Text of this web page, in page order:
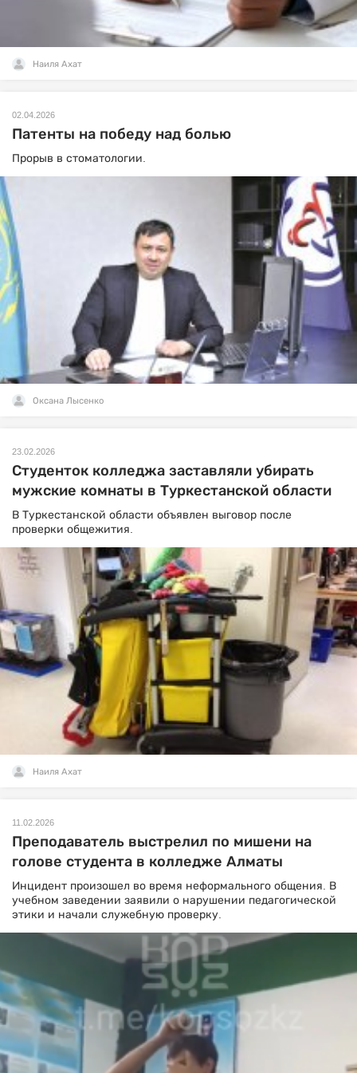
Наиля Ахат
02.04.2026
Патенты на победу над болью
Прорыв в стоматологии.
Оксана Лысенко
23.02.2026
Студенток колледжа заставляли убирать
мужские комнаты в Туркестанской области
В Туркестанской области объявлен выговор после
проверки общежития.
Наиля Ахат
11.02.2026
Преподаватель выстрелил по мишени на
голове студента в колледже Алматы
Инцидент произошел во время неформального общения. В
учебном заведении заявили о нарушении педагогической
этики и начали служебную проверку.